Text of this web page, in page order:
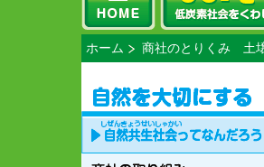
ホーム 商社のとりくみ 土